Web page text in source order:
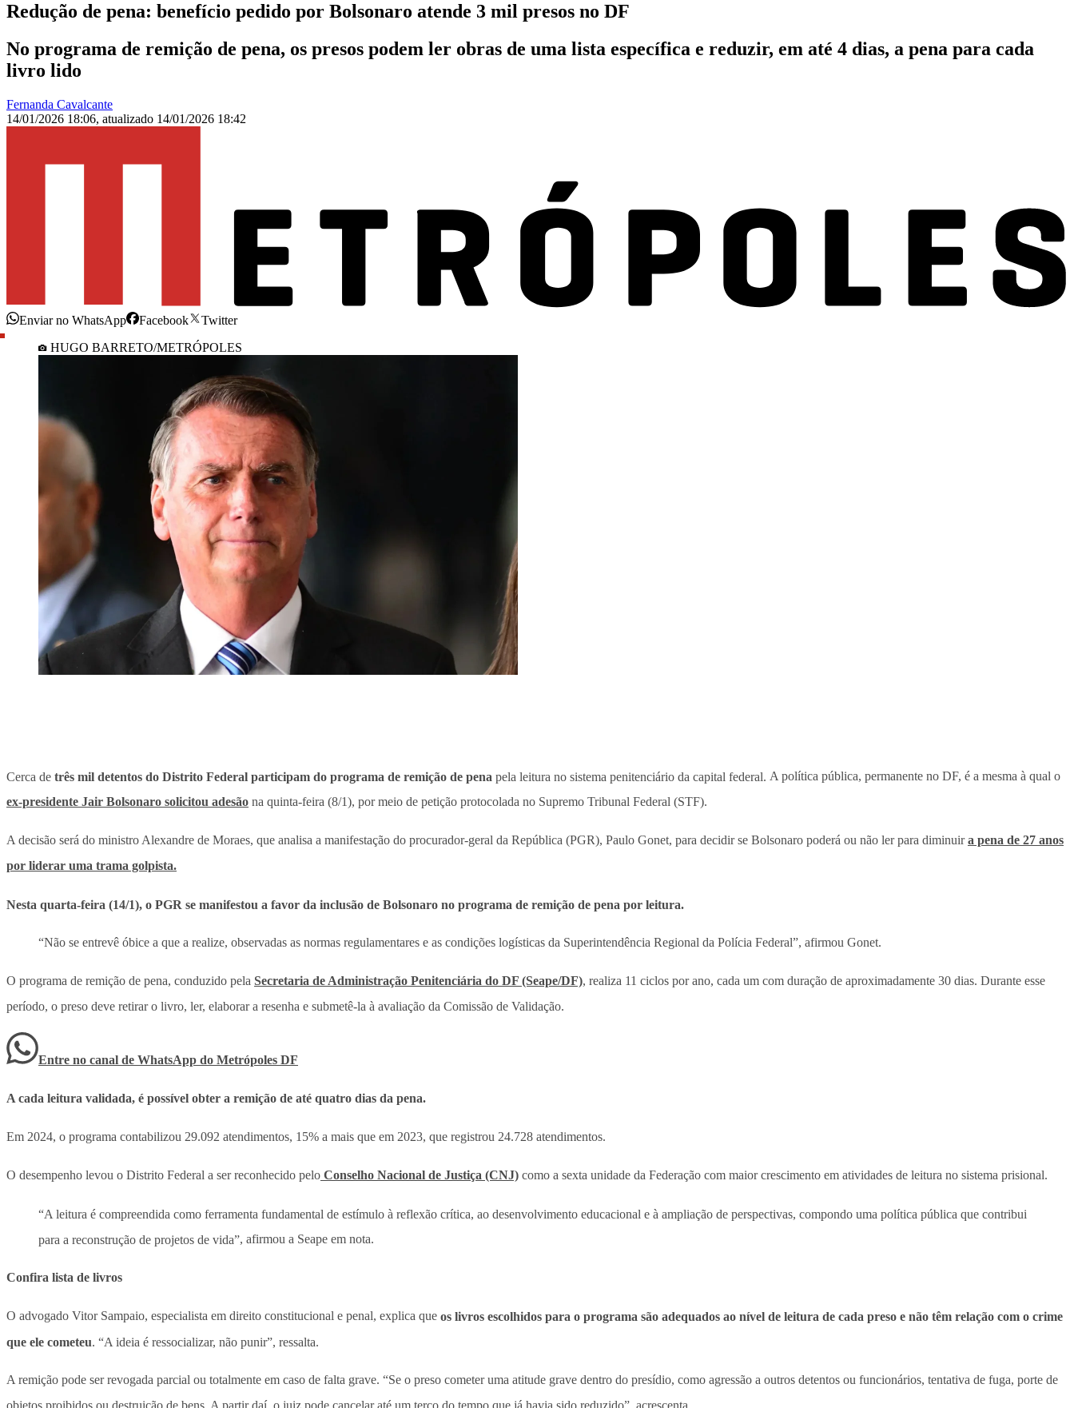
Redução de pena: benefício pedido por Bolsonaro atende 3 mil presos no DF
No programa de remição de pena, os presos podem ler obras de uma lista específica e reduzir, em até 4 dias, a pena para cada
livro lido
Fernanda Cavalcante
14/01/2026 18:06, atualizado 14/01/2026 18:42
Enviar no WhatsApp Facebook
Twitter
HUGO BARRETO/METRÓPOLES
Cerca de três mil detentos do Distrito Federal participam do programa de remição de pena pela leitura no sistema penitenciário da capital federal. A política pública, permanente no DF, é a mesma à qual o
ex-presidente Jair Bolsonaro solicitou adesão na quinta-feira (8/1), por meio de petição protocolada no Supremo Tribunal Federal (STF).
A decisão será do ministro Alexandre de Moraes, que analisa a manifestação do procurador-geral da República (PGR), Paulo Gonet, para decidir se Bolsonaro poderá ou não ler para diminuira pena de 27 anos
por liderar uma trama golpista.
Nesta quarta-feira (14/1), o PGR se manifestou a favor da inclusão de Bolsonaro no programa de remição de pena por leitura.
“Não se entrevê óbice a que a realize, observadas as normas regulamentares e as condições logísticas da Superintendência Regional da Polícia Federal”, afirmou Gonet.
O programa de remição de pena, conduzido pela Secretaria de Administração Penitenciária do DF (Seape/DF), realiza 11 ciclos por ano, cada um com duração de aproximadamente 30 dias. Durante esse
período, o preso deve retirar o livro, ler, elaborar a resenha e submetê-la à avaliação da Comissão de Validação.
Entre no canal de WhatsApp do Metrópoles DF
A cada leitura validada, é possível obter a remição de até quatro dias da pena.
Em 2024, o programa contabilizou 29.092 atendimentos, 15% a mais que em 2023, que registrou 24.728 atendimentos.
O desempenho levou o Distrito Federal a ser reconhecido pelo Conselho Nacional de Justiça (CNJ) como a sexta unidade da Federação com maior crescimento em atividades de leitura no sistema prisional.
“A leitura é compreendida como ferramenta fundamental de estímulo à reflexão crítica, ao desenvolvimento educacional e à ampliação de perspectivas, compondo uma política pública que contribui
para a reconstrução de projetos de vida”, afirmou a Seape em nota.
Confira lista de livros
O advogado Vitor Sampaio, especialista em direito constitucional e penal, explica que os livros escolhidos para o programa são adequados ao nível de leitura de cada preso e não têm relação com o crime
que ele cometeu . “A ideia é ressocializar, não punir”, ressalta.
A remição pode ser revogada parcial ou totalmente em caso de falta grave. “Se o preso cometer uma atitude grave dentro do presídio, como agressão a outros detentos ou funcionários, tentativa de fuga, porte de